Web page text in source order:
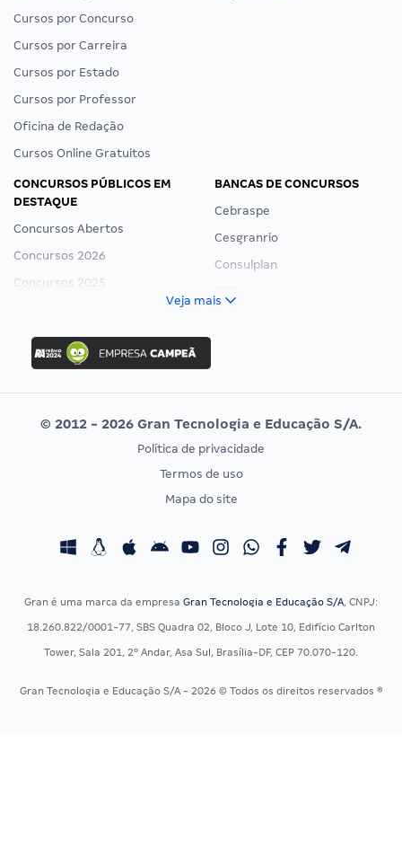
Cursos por Concurso
Cursos por Carreira
Cursos por Estado
Cursos por Professor
Oficina de Redação
Cursos Online Gratuitos
CONCURSOS PÚBLICOS EM
DESTAQUE
Concursos Abertos
Concursos 2026
Concursos 2025
Concurso Ibama
Concurso MPU
Editais publicados
BANCAS DE CONCURSOS
Cebraspe
Cesgranrio
Consulplan
Vunesp
CONCURSOS POR PROFISSÃO
Concursos Fiscais
Concursos Saúde
Residência Multiprofissional
EXAME DE ORDEM
Calendário OAB
Veja mais
© 2012 - 2026 Gran Tecnologia e Educação S/A.
Política de privacidade
Termos de uso
Mapa do site
Gran é uma marca da empresa Gran Tecnologia e Educação S/A, CNPJ:
18.260.822/0001-77, SBS Quadra 02, Bloco J, Lote 10, Edifício Carlton
Tower, Sala 201, 2º Andar, Asa Sul, Brasília-DF, CEP 70.070-120.
Gran Tecnologia e Educação S/A - 2026 © Todos os direitos reservados ®